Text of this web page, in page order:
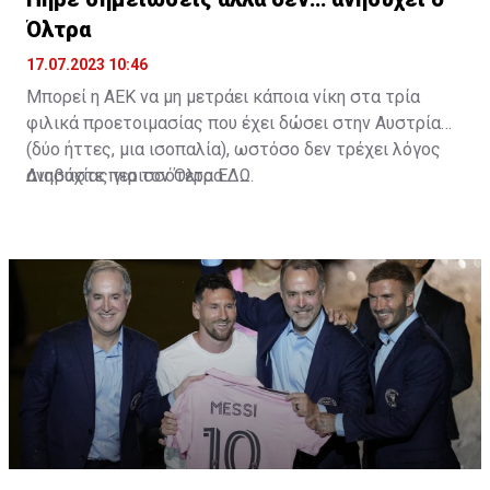
Όλτρα
17.07.2023 10:46
Μπορεί η ΑΕΚ να μη μετράει κάποια νίκη στα τρία
φιλικά προετοιμασίας που έχει δώσει στην Αυστρία
(δύο ήττες, μια ισοπαλία), ωστόσο δεν τρέχει λόγος
ανησυχίας για τον Όλτρα.
Διαβάστε περισσότεραΕΔΩ.